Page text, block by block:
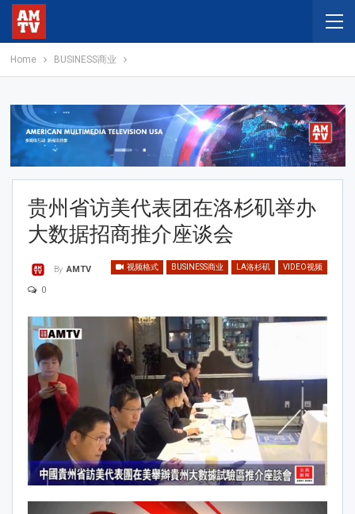
Home BUSINESS商业
贵州省访美代表团在洛杉矶举办
大数据招商推介座谈会
视频格式 BUSINESS商业 LA洛杉矶 VIDEO视频
By AMTV
0